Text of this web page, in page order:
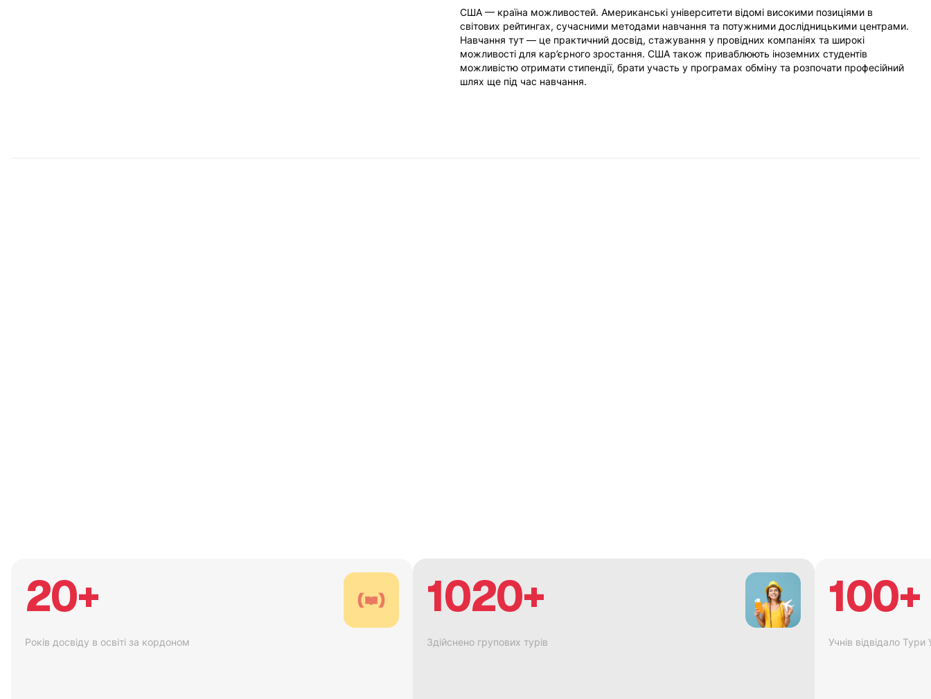
США — країна можливостей. Американські університети відомі високими позиціями в
світових рейтингах, сучасними методами навчання та потужними дослідницькими центрами.
Навчання тут — це практичний досвід, стажування у провідних компаніях та широкі
можливості для кар’єрного зростання. США також приваблюють іноземних студентів
можливістю отримати стипендії, брати участь у програмах обміну та розпочати професійний
шлях ще під час навчання.
20+
Років досвіду в освіті за кордоном
1020+
Здійснено групових турів
100+
Учнів відвідало